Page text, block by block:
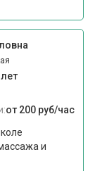
от 200 руб/час
и